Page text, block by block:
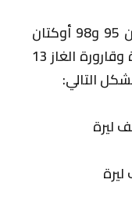
انخفض اليوم، سعر صفيحة البنزين 95 و98 أوكتان
12 ألف ليرة والمازوت 9 آلاف ليرة وقارورة الغاز 13
التالي: